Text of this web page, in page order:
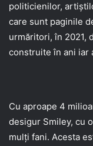
politicienilor,
care sunt paginile
urmăritori, în 2021,
construite în ani iar
Cu aproape 4
desigur Smiley, cu
mulți fani. Acesta